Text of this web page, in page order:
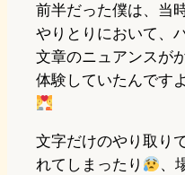
前半だった僕は、当
やりとりにおいて、
文章のニュアンスが
体験していたんです
文字だけのやり取り
れてしまったり
、